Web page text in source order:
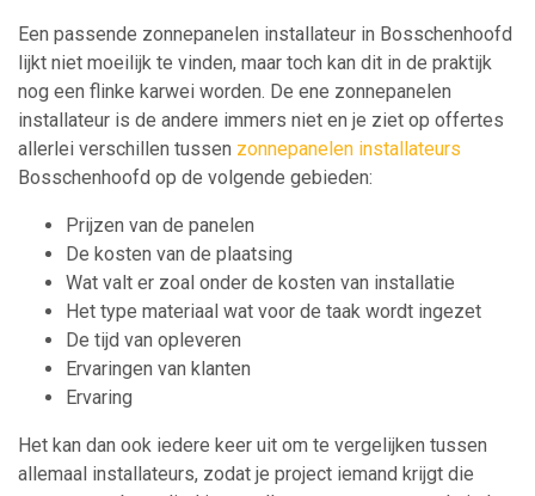
Een passende zonnepanelen installateur in Bosschenhoofd
lijkt niet moeilijk te vinden, maar toch kan dit in de praktijk
nog een flinke karwei worden. De ene zonnepanelen
installateur is de andere immers niet en je ziet op offertes
allerlei verschillen tussen zonnepanelen installateurs
Bosschenhoofd op de volgende gebieden:
Prijzen van de panelen
De kosten van de plaatsing
Wat valt er zoal onder de kosten van installatie
Het type materiaal wat voor de taak wordt ingezet
De tijd van opleveren
Ervaringen van klanten
Ervaring
Het kan dan ook iedere keer uit om te vergelijken tussen
allemaal installateurs, zodat je project iemand krijgt die